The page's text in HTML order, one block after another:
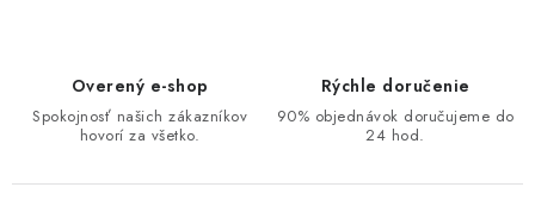
Overený e-shop
Spokojnosť našich zákazníkov
hovorí za všetko.
Rýchle doručenie
90% objednávok doručujeme do
24 hod.